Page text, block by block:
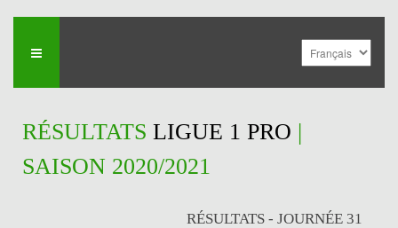
RÉSULTATS LIGUE 1 PRO |
SAISON 2020/2021
RÉSULTATS - JOURNÉE 31